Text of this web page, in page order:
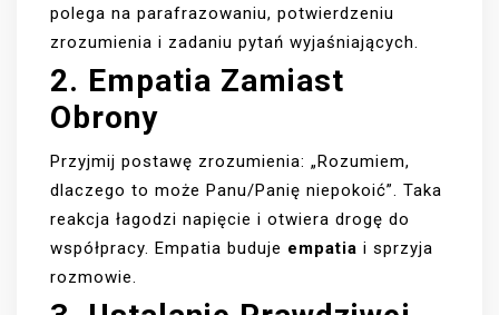
polega na parafrazowaniu, potwierdzeniu
zrozumienia i zadaniu pytań wyjaśniających.
2. Empatia Zamiast
Obrony
Przyjmij postawę zrozumienia: „Rozumiem,
dlaczego to może Panu/Panię niepokoić”. Taka
reakcja łagodzi napięcie i otwiera drogę do
współpracy. Empatia buduje empatia i sprzyja
rozmowie.